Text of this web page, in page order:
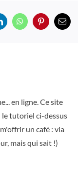
WhatsAppPinterestEmail
en ligne. Ce site
le tutoriel ci-dessus
un café : via
mais qui sait !)